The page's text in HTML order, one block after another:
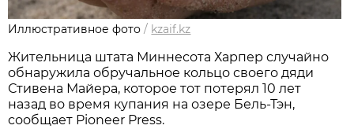
Иллюстративное фото / kzaif.kz
Жительница штата Миннесота Харпер случайно
обнаружила обручальное кольцо своего дяди
Стивена Майера, которое тот потерял 10 лет
назад во время купания на озере Бель-Тэн,
сообщает Pioneer Press.